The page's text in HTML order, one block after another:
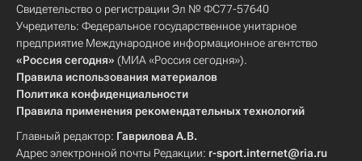
Свидетельство о регистрации Эл № ФС77-57640
Учредитель: Федеральное государственное унитарное
предприятие Международное информационное агентство
«Россия сегодня» (МИА «Россия сегодня»).
Правила использования материалов
Политика конфиденциальности
Правила применения рекомендательных технологий
Главный редактор: Гаврилова А.В.
Адрес электронной почты Редакции: r-sport.internet@ria.ru